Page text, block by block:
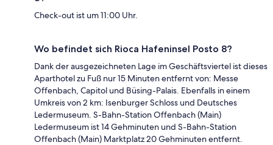
Check-out ist um 11:00 Uhr.
Wo befindet sich Rioca Hafeninsel Posto 8?
Dank der ausgezeichneten Lage im Geschäftsviertel ist dieses
Aparthotel zu Fuß nur 15 Minuten entfernt von: Messe
Offenbach, Capitol und Büsing-Palais. Ebenfalls in einem
Umkreis von 2 km: Isenburger Schloss und Deutsches
Ledermuseum. S-Bahn-Station Offenbach (Main)
Ledermuseum ist 14 Gehminuten und S-Bahn-Station
Offenbach (Main) Marktplatz 20 Gehminuten entfernt.